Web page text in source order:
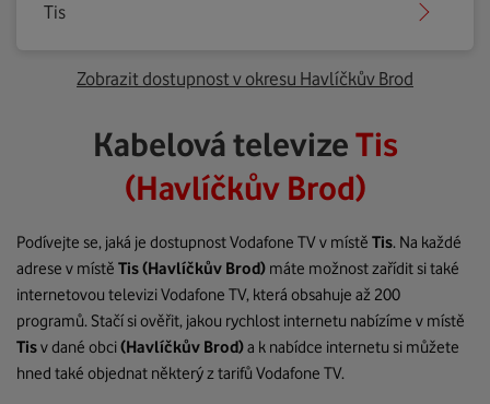
Tis
Zobrazit dostupnost v okresu Havlíčkův Brod
Kabelová televizeTis
(Havlíčkův Brod)
Podívejte se, jaká je dostupnost Vodafone TV v místě Tis. Na každé
adrese v místě Tis(Havlíčkův Brod) máte možnost zařídit si také
internetovou televizi Vodafone TV, která obsahuje až 200
programů. Stačí si ověřit, jakou rychlost internetu nabízíme v místě
Tisv dané obci(Havlíčkův Brod)a k nabídce internetu si můžete
hned také objednat některý z tarifů Vodafone TV.